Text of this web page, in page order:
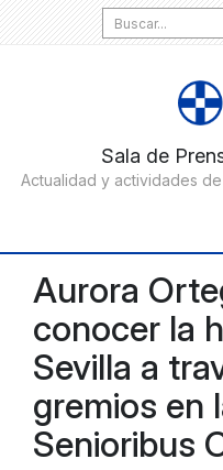
Search
for:
Aurora
conocer la
Sevilla a
gremios en
Senioribus